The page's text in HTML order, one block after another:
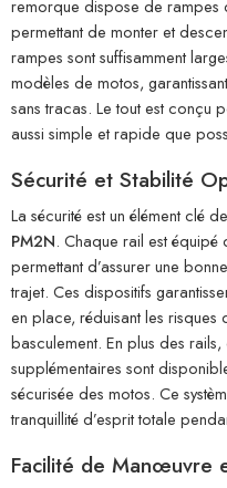
remorque dispose de rampes
permettant de monter et
rampes sont suffisamment
modèles de motos,
sans tracas. Le tout est conçu
aussi simple et rapide que
Sécurité et Stabilité
La sécurité est un élément clé
PM2N. Chaque rail est
permettant d’assurer une
trajet. Ces dispositifs
en place, réduisant les risques
basculement. En plus des
supplémentaires sont
sécurisée des motos. Ce
tranquillité d’esprit totale
Facilité de Manœuvre